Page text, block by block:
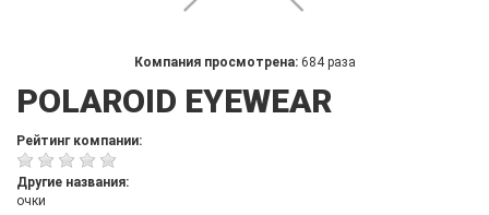
Компания просмотрена: 684 раза
POLAROID EYEWEAR
Рейтинг компании:
Другие названия:
очки